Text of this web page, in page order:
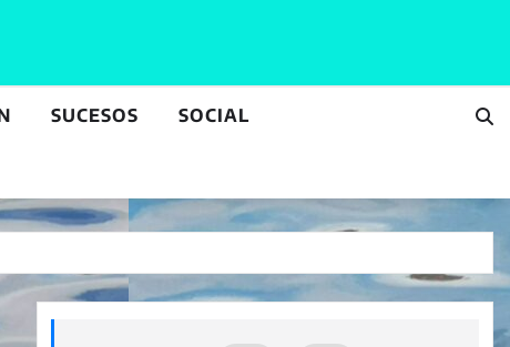
SUCESOS SOCIAL